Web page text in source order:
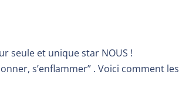
seule et unique star NOUS !
s’enflammer” . Voici comment les